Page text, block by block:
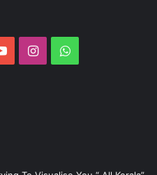
YouTubeInstagramWhatsApp